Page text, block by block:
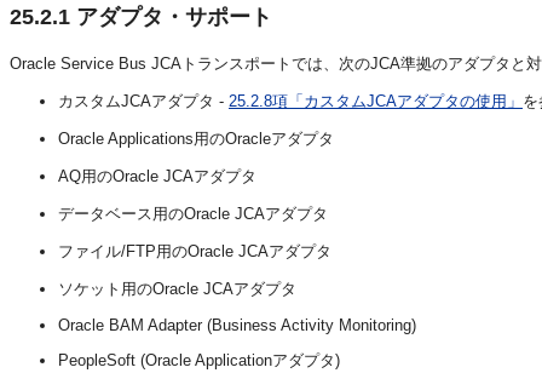
25.2.1 アダプタ・サポート
Oracle Service Bus JCAトランスポートでは、次のJCA準拠のアダプタと
カスタムJCAアダプタ - 25.2.8項「カスタムJCAアダプタの使用」 を
Oracle Applications用のOracleアダプタ
AQ用のOracle JCAアダプタ
データベース用のOracle JCAアダプタ
ファイル/FTP用のOracle JCAアダプタ
ソケット用のOracle JCAアダプタ
Oracle BAM Adapter (Business Activity Monitoring)
PeopleSoft (Oracle Applicationアダプタ)